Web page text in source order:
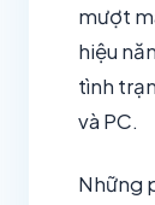
mượt
hiệu
tình
và PC.
Những